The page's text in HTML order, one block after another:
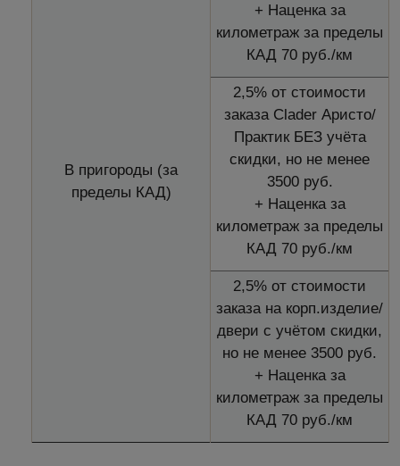
В пригороды (за
пределы КАД)
+ Наценка за
километраж за пределы
КАД 70 руб./км
2,5% от стоимости
заказа Clader Аристо/
Практик БЕЗ учёта
скидки, но не менее
3500 руб.
+ Наценка за
километраж за пределы
КАД 70 руб./км
2,5% от стоимости
заказа на корп.изделие/
двери с учётом скидки,
но не менее 3500 руб.
+ Наценка за
километраж за пределы
КАД 70 руб./км